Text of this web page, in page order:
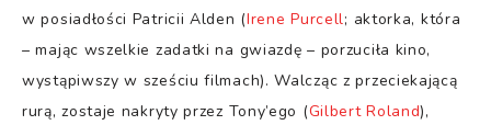
w posiadłości Patricii Alden (Irene Purcell; aktorka, która
– mając wszelkie zadatki na gwiazdę – porzuciła kino,
wystąpiwszy w sześciu filmach). Walcząc z przeciekającą
rurą, zostaje nakryty przez Tony’ego (Gilbert Roland),